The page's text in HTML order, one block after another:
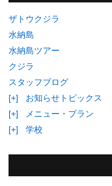
ザトウクジラ
水納島
水納島ツアー
クジラ
スタッフブログ
[+]
お知らせトピックス
[+]
メニュー・プラン
[+]
学校